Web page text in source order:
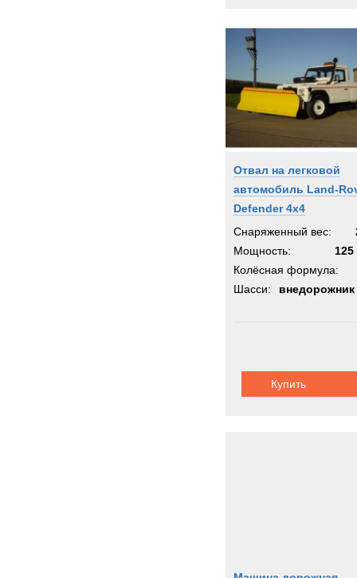
Отвал на легковой
автомобиль Land-
Defender 4x4
Снаряженный вес:
Мощность:
125
Колёсная формула:
Шасси:
внедорожник
Купить